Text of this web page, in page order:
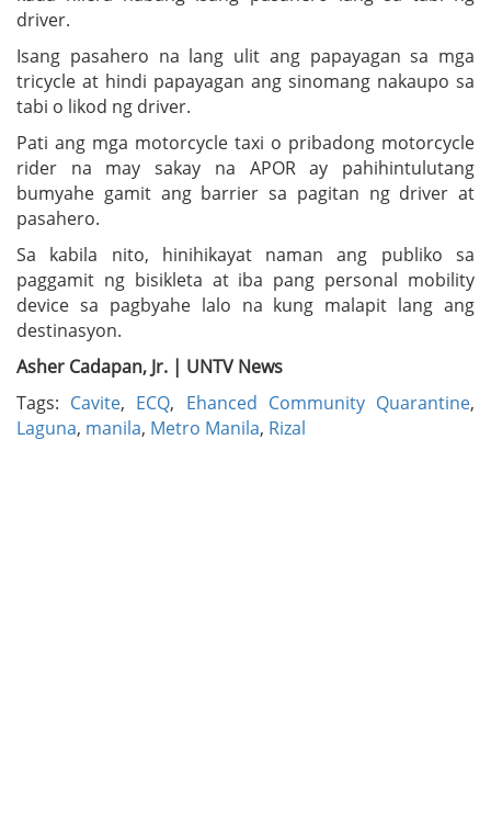
driver.
Isang pasahero na lang ulit ang papayagan sa mga
tricycle at hindi papayagan ang sinomang nakaupo sa
tabi o likod ng driver.
Pati ang mga motorcycle taxi o pribadong motorcycle
rider na may sakay na APOR ay pahihintulutang
bumyahe gamit ang barrier sa pagitan ng driver at
pasahero.
Sa kabila nito, hinihikayat naman ang publiko sa
paggamit ng bisikleta at iba pang personal mobility
device sa pagbyahe lalo na kung malapit lang ang
destinasyon.
Asher Cadapan, Jr. | UNTV News
Tags: Cavite, ECQ, Ehanced Community Quarantine,
Laguna, manila, Metro Manila, Rizal